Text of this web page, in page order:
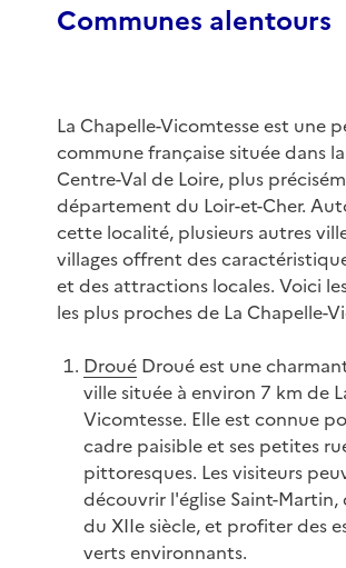
Communes alentours
La Chapelle-Vicomtesse est une
commune française située dans
Centre-Val de Loire, plus
département du Loir-et-Cher.
cette localité, plusieurs autres
villages offrent des
et des attractions locales. Voici
les plus proches de La Chapelle-
DrouéDroué est une
ville située à environ 7 km de
Vicomtesse. Elle est connue
cadre paisible et ses petites
pittoresques. Les visiteurs
découvrir l'église Saint-
du XIIe siècle, et profiter des
verts environnants.